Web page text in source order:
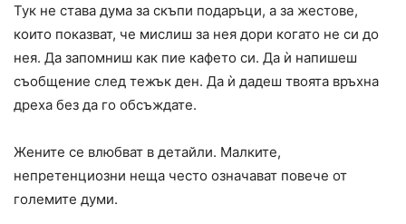
Тук не става дума за скъпи подаръци, а за жестове,
които показват, че мислиш за нея дори когато не си до
нея. Да запомниш как пие кафето си. Да ѝ напишеш
съобщение след тежък ден. Да ѝ дадеш твоята връхна
дреха без да го обсъждате.
Жените се влюбват в детайли. Малките,
непретенциозни неща често означават повече от
големите думи.